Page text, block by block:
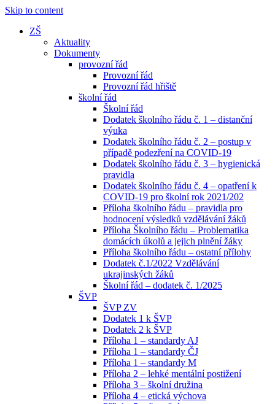
Skip to content
ZŠ
Aktuality
Dokumenty
provozní řád
Provozní řád
Provozní řád hřiště
školní řád
Školní řád
Dodatek školního řádu č. 1 – distanční
výuka
Dodatek školního řádu č. 2 – postup v
případě podezření na COVID-19
Dodatek školního řádu č. 3 – hygienická
pravidla
Dodatek školního řádu č. 4 – opatření k
COVID-19 pro školní rok 2021/202
Příloha školního řádu – pravidla pro
hodnocení výsledků vzdělávání žáků
Příloha Školního řádu – Problematika
domácích úkolů a jejich plnění žáky
Příloha školního řádu – ostatní přílohy
Dodatek č.1/2022 Vzdělávání
ukrajinských žáků
Školní řád – dodatek č. 1/2025
ŠVP
ŠVP ZV
Dodatek 1 k ŠVP
Dodatek 2 k ŠVP
Příloha 1 – standardy AJ
Příloha 1 – standardy ČJ
Příloha 1 – standardy M
Příloha 2 – lehké mentální postižení
Příloha 3 – školní družina
Příloha 4 – etická výchova